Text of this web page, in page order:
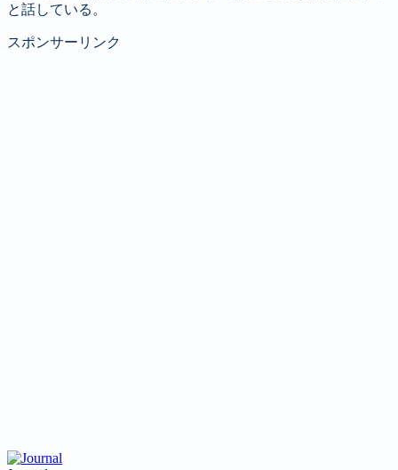
と話している。
スポンサーリンク